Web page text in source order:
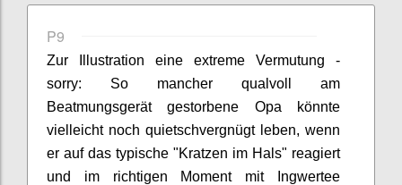
P9
Zur Illustration eine extreme Vermutung -
sorry: So mancher qualvoll am
Beatmungsgerät gestorbene Opa könnte
vielleicht noch quietschvergnügt leben, wenn
er auf das typische "Kratzen im Hals" reagiert
und im richtigen Moment mit Ingwertee